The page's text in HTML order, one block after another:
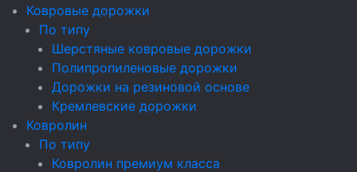
Ковровые дорожки
По типу
Шерстяные ковровые дорожки
Полипропиленовые дорожки
Дорожки на резиновой основе
Кремлевские дорожки
Ковролин
По типу
Ковролин премиум класса